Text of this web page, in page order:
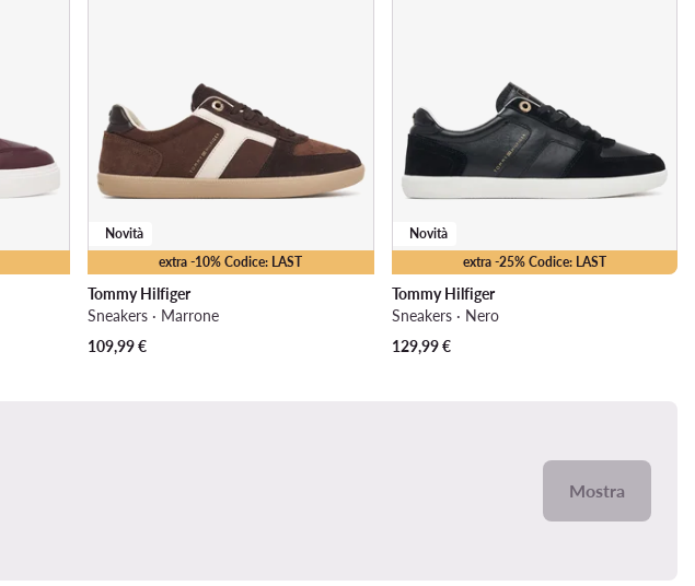
extra -10% Codice: LAST
Novità
Tommy Hilfiger
Sneakers · Marrone
109,99€
extra -25% Codice: LAST
Novità
Tommy Hilfiger
Sneakers · Nero
129,99€
Mostra